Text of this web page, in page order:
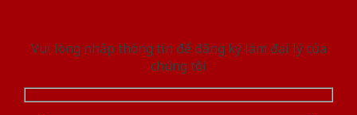
Vui lòng nhập thông tin để đăng ký làm đại lý của
chúng tôi